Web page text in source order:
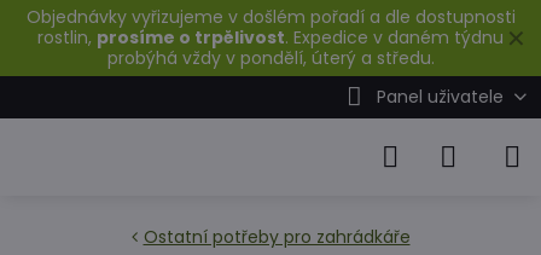
✕
Objednávky vyřizujeme v došlém pořadí a dle dostupnosti
rostlin, prosíme o trpělivost. Expedice v daném týdnu
probýhá vždy v pondělí, úterý a středu.
Panel uživatele
Ostatní potřeby pro zahrádkáře